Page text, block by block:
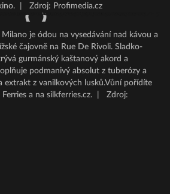
Zdroj: Profimedia.cz
je ódou na vysedávání nad kávou a
čajovně na Rue De Rivoli. Sladko-
gurmánský kaštanový akord a
podmanivý absolut z tuberózy a
extrakt z vanilkových lusků.Vůní pořídíte
a na silkferries.cz.
Zdroj: